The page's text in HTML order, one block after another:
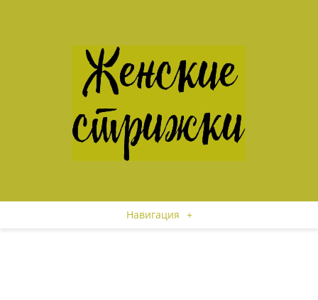
Навигация +